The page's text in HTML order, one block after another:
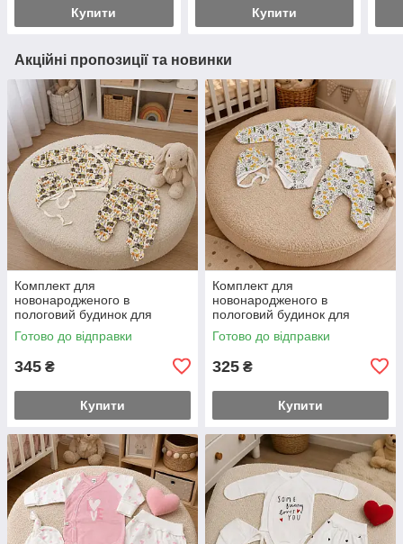
Купити Купити
Акційні пропозиції та новинки
Комплект для
новонародженого в
пологовий будинок для
прогулянок 56 розмір
розпашування повзуни та
чепчик заміри на додаткових
фото
Готово до відправки
345 ₴
Купити
Комплект для
новонародженого в
пологовий будинок для
прогулянок 56 розмір боді
повзуни та чепчик заміри на
Готово до відправки
325 ₴
Купити